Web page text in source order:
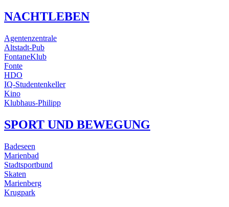
NACHTLEBEN
Agentenzentrale
Altstadt-Pub
FontaneKlub
Fonte
HDO
IQ-Studentenkeller
Kino
Klubhaus-Philipp
SPORT UND BEWEGUNG
Badeseen
Marienbad
Stadtsportbund
Skaten
Marienberg
Krugpark